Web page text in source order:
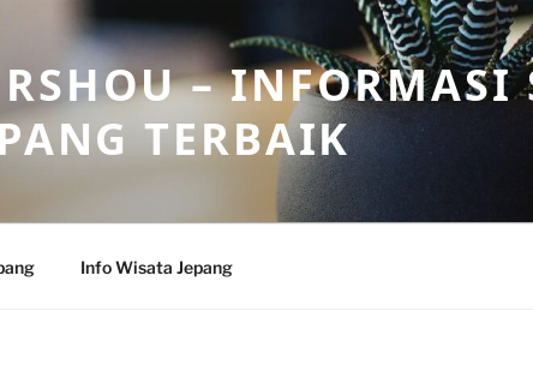
– INFORMASI
TERBAIK
Info Wisata Jepang